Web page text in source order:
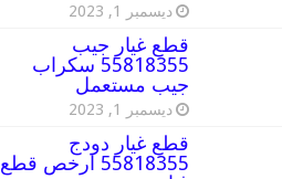
ديسمبر 1, 2023
قطع غيار جيب
55818355 سكراب
جيب مستعمل
ديسمبر 1, 2023
قطع غيار دودج
55818355 ارخص قطع